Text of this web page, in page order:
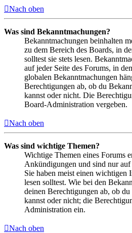
Nach oben
Was sind Bekanntmachungen?
Bekanntmachungen beinhalten
zu dem Bereich des Boards, in
solltest sie stets lesen.
auf jeder Seite des Forums, in
globalen Bekanntmachungen
Berechtigungen ab, ob du
kannst oder nicht. Die
Board-Administration vergeben.
Nach oben
Was sind wichtige Themen?
Wichtige Themen eines Forums
Ankündigungen und sind nur auf
Sie haben meist einen wichtigen
lesen solltest. Wie bei den
deinen Berechtigungen ab, ob
kannst oder nicht; die
Administration ein.
Nach oben